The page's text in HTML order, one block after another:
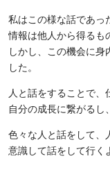
私はこの様な話であっ
情報は他人から得るも
しかし、この機会に
した。
人と話をすることで、
自分の成長に繋がる
色々な人と話をして、
意識して話をして行く